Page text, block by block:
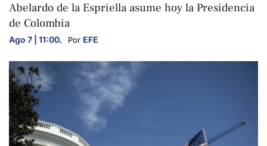
Abelardo de la Espriella asume hoy la Presidencia
de Colombia
Ago 7 | 11:00, Por EFE